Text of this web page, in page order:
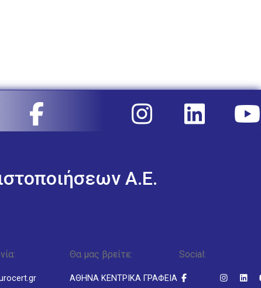
Α.Ε.
Θα μας βρείτε:
ΑΘΗΝΑ ΚΕΝΤΡΙΚΑ ΓΡΑΦΕΙΑ
Social: